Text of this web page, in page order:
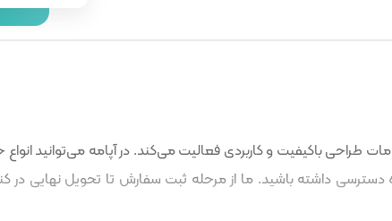
باکیفیت و کاربردی فعالیت می‌کند. در آپامه می‌توانید
داشته باشید. ما از مرحله ثبت سفارش تا تحویل نهایی در